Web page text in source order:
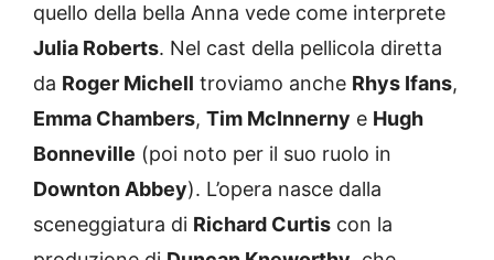
quello della bella Anna vede come interprete
Julia Roberts. Nel cast della pellicola diretta
da Roger Michell troviamo anche Rhys Ifans,
Emma Chambers, Tim McInnerny e Hugh
Bonneville (poi noto per il suo ruolo in
Downton Abbey). L’opera nasce dalla
sceneggiatura di Richard Curtis con la